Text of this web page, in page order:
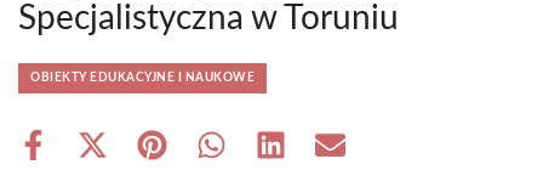
Specjalistyczna w Toruniu
OBIEKTY EDUKACYJNE I NAUKOWE
Share
Share Share Share Share Share